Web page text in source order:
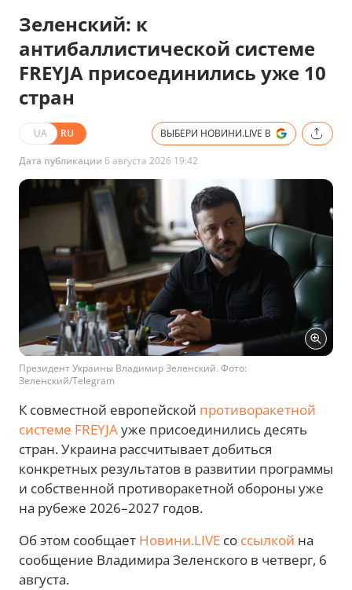
Зеленский: к
антибаллистической системе
FREYJA присоединились уже 10
стран
UA RU ВЫБЕРИ НОВИНИ.LIVE В
Дата публикации 6 августа 2026 19:42
Президент Украины Владимир Зеленский. Фото:
Зеленский/Telegram
К совместной европейской противоракетной
системе FREYJAуже присоединились десять
стран. Украина рассчитывает добиться
конкретных результатов в развитии программы
и собственной противоракетной обороны уже
на рубеже 2026–2027 годов.
Об этом сообщает Новини.LIVE со ссылкой на
сообщение Владимира Зеленского в четверг, 6
августа.